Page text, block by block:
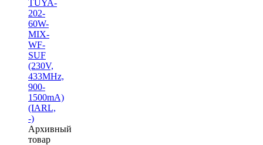
TUYA-
202-
60W-
MIX-
WF-
SUF
(230V,
433MHz,
900-
1500mA)
(IARL,
-)
Архивный
товар